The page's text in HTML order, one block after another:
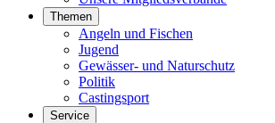
Themen
Angeln und Fischen
Jugend
Gewässer- und Naturschutz
Politik
Castingsport
Service